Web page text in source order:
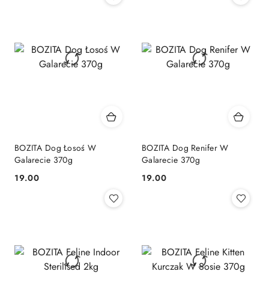
BOZITA Dog Łosoś W
Galarecie 370g
Cena:
19.00
BOZITA Dog Renifer W
Galarecie 370g
Cena:
19.00